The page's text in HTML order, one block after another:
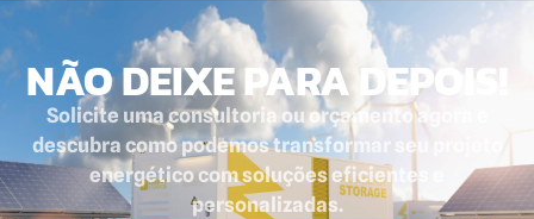
NÃO DEIXE PARA DEPOIS!
Solicite uma consultoria ou orçamento agora e
descubra como podemos transformar seu projeto
energético com soluções eficientes e
personalizadas.